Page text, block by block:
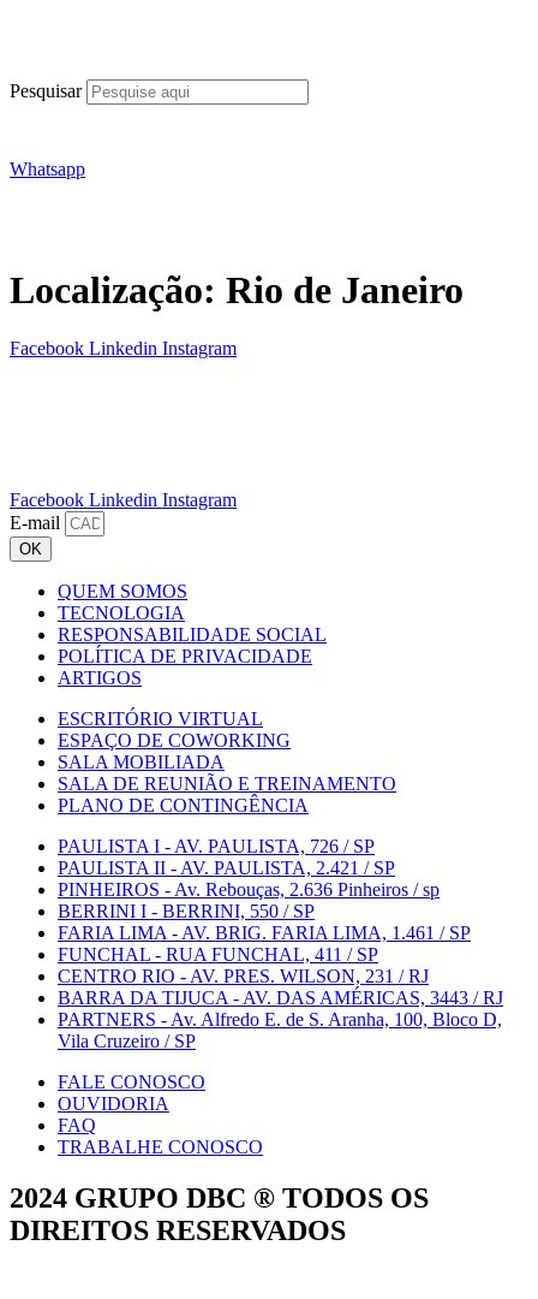
Pesquisar
Whatsapp
Localização: Rio de Janeiro
Facebook Linkedin Instagram
Facebook Linkedin Instagram
E-mail
OK
QUEM SOMOS
TECNOLOGIA
RESPONSABILIDADE SOCIAL
POLÍTICA DE PRIVACIDADE
ARTIGOS
ESCRITÓRIO VIRTUAL
ESPAÇO DE COWORKING
SALA MOBILIADA
SALA DE REUNIÃO E TREINAMENTO
PLANO DE CONTINGÊNCIA
PAULISTA I - AV. PAULISTA, 726 / SP
PAULISTA II - AV. PAULISTA, 2.421 / SP
PINHEIROS - Av. Rebouças, 2.636 Pinheiros / sp
BERRINI I - BERRINI, 550 / SP
FARIA LIMA - AV. BRIG. FARIA LIMA, 1.461 / SP
FUNCHAL - RUA FUNCHAL, 411 / SP
CENTRO RIO - AV. PRES. WILSON, 231 / RJ
BARRA DA TIJUCA - AV. DAS AMÉRICAS, 3443 / RJ
PARTNERS - Av. Alfredo E. de S. Aranha, 100, Bloco D,
Vila Cruzeiro / SP
FALE CONOSCO
OUVIDORIA
FAQ
TRABALHE CONOSCO
2024 GRUPO DBC ® TODOS OS
DIREITOS RESERVADOS